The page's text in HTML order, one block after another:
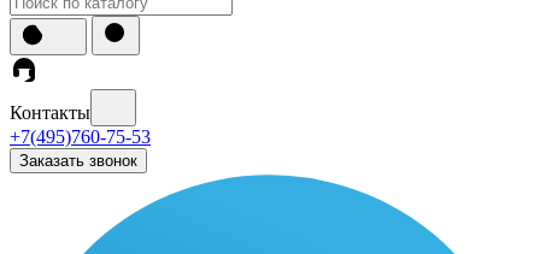
Контакты
+7(495)760-75-53
Заказать звонок